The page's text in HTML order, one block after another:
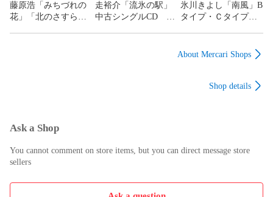
藤原浩「みちづれの
花」「北のさすら
走裕介「流氷の駅」
中古シングルCD 演
氷川きよし「南風」B
タイプ・Ｃタイプ
謡曲 管理番号
About Mercari Shops
Shop details
Ask a Shop
You cannot comment on store items, but you can direct message store
sellers